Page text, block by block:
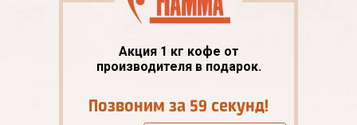
Акция 1 кг кофе от
производителя в подарок.
Позвоним за 59 секунд!